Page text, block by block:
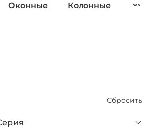
Оконные Колонные
Сбросить